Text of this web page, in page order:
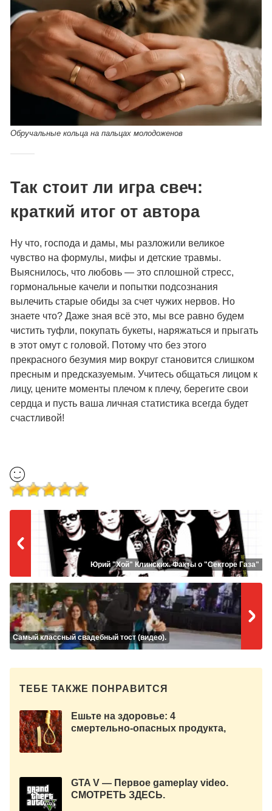
Обручальные кольца на пальцах молодоженов
Так стоит ли игра свеч:
краткий итог от автора
Ну что, господа и дамы, мы разложили великое
чувство на формулы, мифы и детские травмы.
Выяснилось, что любовь — это сплошной стресс,
гормональные качели и попытки подсознания
вылечить старые обиды за счет чужих нервов. Но
знаете что? Даже зная всё это, мы все равно будем
чистить туфли, покупать букеты, наряжаться и прыгать
в этот омут с головой. Потому что без этого
прекрасного безумия мир вокруг становится слишком
пресным и предсказуемым. Учитесь общаться лицом к
лицу, цените моменты плечом к плечу, берегите свои
сердца и пусть ваша личная статистика всегда будет
счастливой!
Юрий "Хой" Клинских. Факты о "Секторе Газа"
Самый классный свадебный тост (видео).
ТЕБЕ ТАКЖЕ ПОНРАВИТСЯ
Ешьте на здоровье: 4
смертельно-опасных продукта,
GTA V — Первое gameplay video.
СМОТРЕТЬ ЗДЕСЬ.